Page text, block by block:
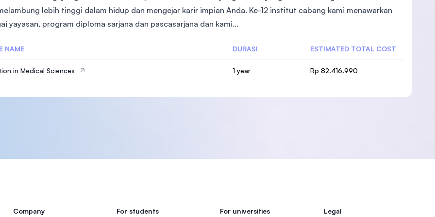
lebih tinggi dalam hidup dan mengejar karir impian Anda. Ke-12 institut cabang kami menawarkan
yayasan, program diploma sarjana dan pascasarjana dan kami...
NAME DURASI ESTIMATED TOTAL COST
in Medical Sciences 1 year Rp 82.416.990
Company For students For universities Legal